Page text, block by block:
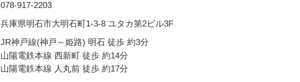
078-917-2203
兵庫県明石市大明石町1-3-8 ユタカ第2ビル3F
JR神戸線(神戸～姫路) 明石 徒歩 約3分
山陽電鉄本線 西新町 徒歩 約14分
山陽電鉄本線 人丸前 徒歩 約17分